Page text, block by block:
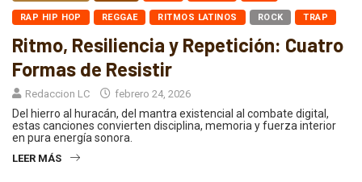
RAP HIP HOP REGGAE RITMOS LATINOS ROCK TRAP
Ritmo, Resiliencia y Repetición: Cuatro
Formas de Resistir
Redaccion LC febrero 24, 2026
Del hierro al huracán, del mantra existencial al combate digital,
estas canciones convierten disciplina, memoria y fuerza interior
en pura energía sonora.
LEER MÁS